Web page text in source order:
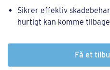
Sikrer effektiv
hurtigt kan komme
Få et